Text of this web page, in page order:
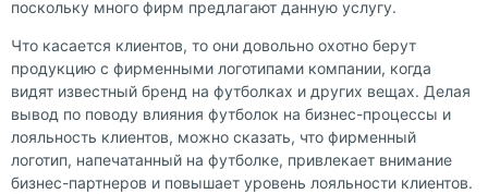
поскольку много фирм предлагают данную услугу.
Что касается клиентов, то они довольно охотно берут
продукцию с фирменными логотипами компании, когда
видят известный бренд на футболках и других вещах. Делая
вывод по поводу влияния футболок на бизнес-процессы и
лояльность клиентов, можно сказать, что фирменный
логотип, напечатанный на футболке, привлекает внимание
бизнес-партнеров и повышает уровень лояльности клиентов.